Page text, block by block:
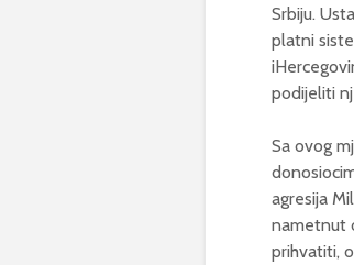
Srbiju.
platni
podijeliti
Sa ovog
agresija
nametnut
prihvatiti,